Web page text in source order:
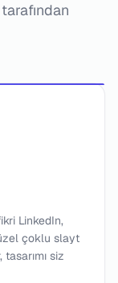
LinkedIn,
çoklu slayt
siz